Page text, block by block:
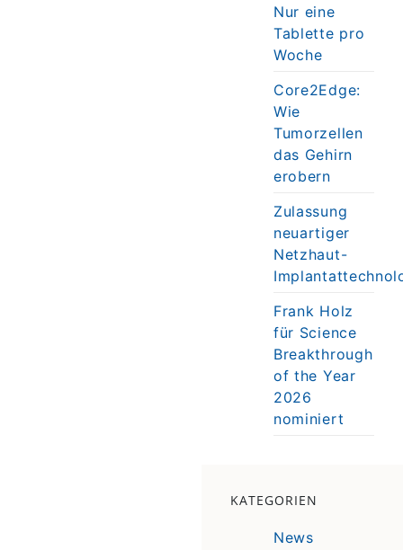
Nur eine
Tablette pro
Woche
Core2Edge:
Wie
Tumorzellen
das Gehirn
erobern
Zulassung
neuartiger
Netzhaut-
Frank Holz
für Science
Breakthrough
of the Year
2026
nominiert
KATEGORIEN
News